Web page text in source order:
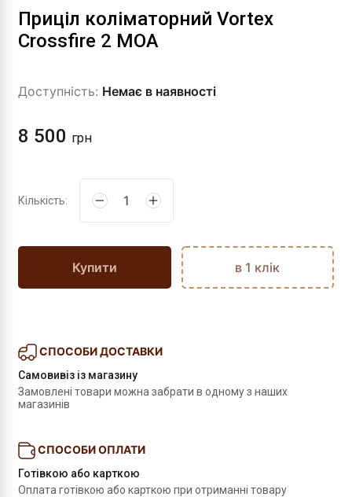
Приціл коліматорний Vortex
Crossfire 2 MOA
Доступність: Немає в наявності
8 500 грн
Кількість:
Купити в 1 клік
СПОСОБИ ДОСТАВКИ
Самовивіз із магазину
Замовлені товари можна забрати в одному з наших
магазинів
СПОСОБИ ОПЛАТИ
Готівкою або карткою
Оплата готівкою або карткою при отриманні товару